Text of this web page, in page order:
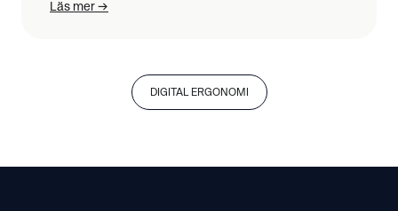
Läs mer
DIGITAL ERGONOMI